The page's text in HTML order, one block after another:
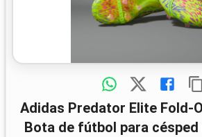
Adidas Predator Elite Fold-Over Tongue –
Bota de fútbol para